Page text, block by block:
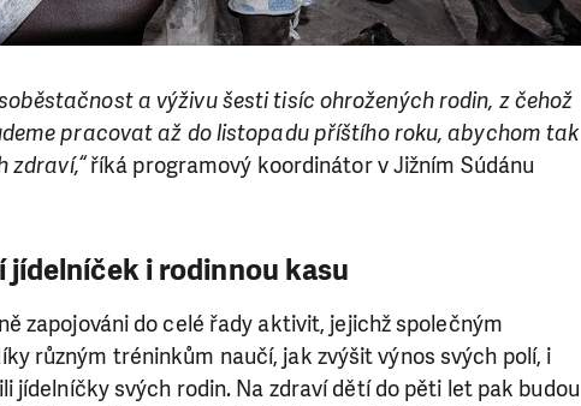
a výživu šesti tisíc ohrožených rodin, z čehož
pracovat až do listopadu příštího roku, abychom tak
zdraví,“říká programový koordinátor v Jižním Súdánu
i rodinnou kasu
zapojováni do celé řady aktivit, jejichž společným
různým tréninkům naučí, jak zvýšit výnos svých polí, i
jídelníčky svých rodin. Na zdraví dětí do pěti let pak budou